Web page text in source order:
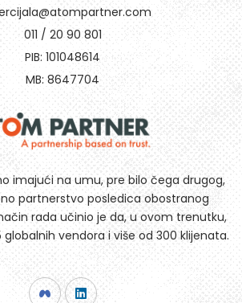
011 / 20 90 801
PIB: 101048614
MB: 8647704
imajući na umu, pre bilo čega drugog,
partnerstvo posledica obostranog
rada učinio je da, u ovom trenutku,
globalnih vendora i više od 300 klijenata.